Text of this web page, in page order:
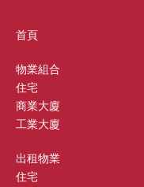
首頁
物業組合
住宅
商業大廈
工業大廈
出租物業
住宅